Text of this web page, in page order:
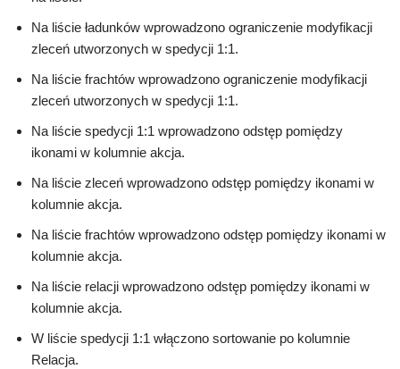
Na liście ładunków wprowadzono ograniczenie modyfikacji
zleceń utworzonych w spedycji 1:1.
Na liście frachtów wprowadzono ograniczenie modyfikacji
zleceń utworzonych w spedycji 1:1.
Na liście spedycji 1:1 wprowadzono odstęp pomiędzy
ikonami w kolumnie akcja.
Na liście zleceń wprowadzono odstęp pomiędzy ikonami w
kolumnie akcja.
Na liście frachtów wprowadzono odstęp pomiędzy ikonami w
kolumnie akcja.
Na liście relacji wprowadzono odstęp pomiędzy ikonami w
kolumnie akcja.
W liście spedycji 1:1 włączono sortowanie po kolumnie
Relacja.